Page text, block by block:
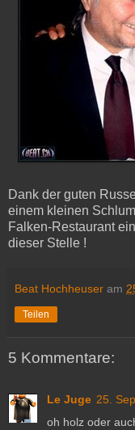
Dank der guten
einem kleinen
Falken-Restaurant
dieser Stelle !
Beat Hochheuser am
Teilen
5 Kommentare:
Le Juge 25.
oh holz oder